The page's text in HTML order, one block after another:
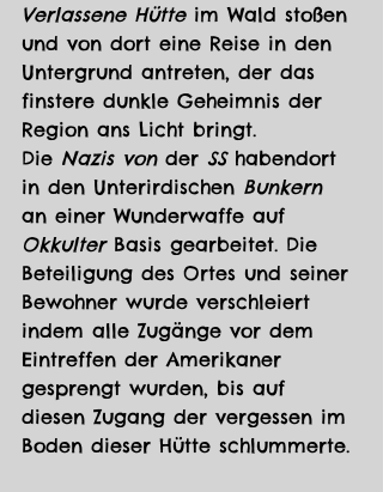
Verlassene Hütte im Wald stoßen
und von dort eine Reise in den
Untergrund antreten, der das
finstere dunkle Geheimnis der
Region ans Licht bringt.
Die Nazis von der SS habendort
in den Unterirdischen Bunkern
an einer Wunderwaffe auf
Okkulter Basis gearbeitet. Die
Beteiligung des Ortes und seiner
Bewohner wurde verschleiert
indem alle Zugänge vor dem
Eintreffen der Amerikaner
gesprengt wurden, bis auf
diesen Zugang der vergessen im
Boden dieser Hütte schlummerte.